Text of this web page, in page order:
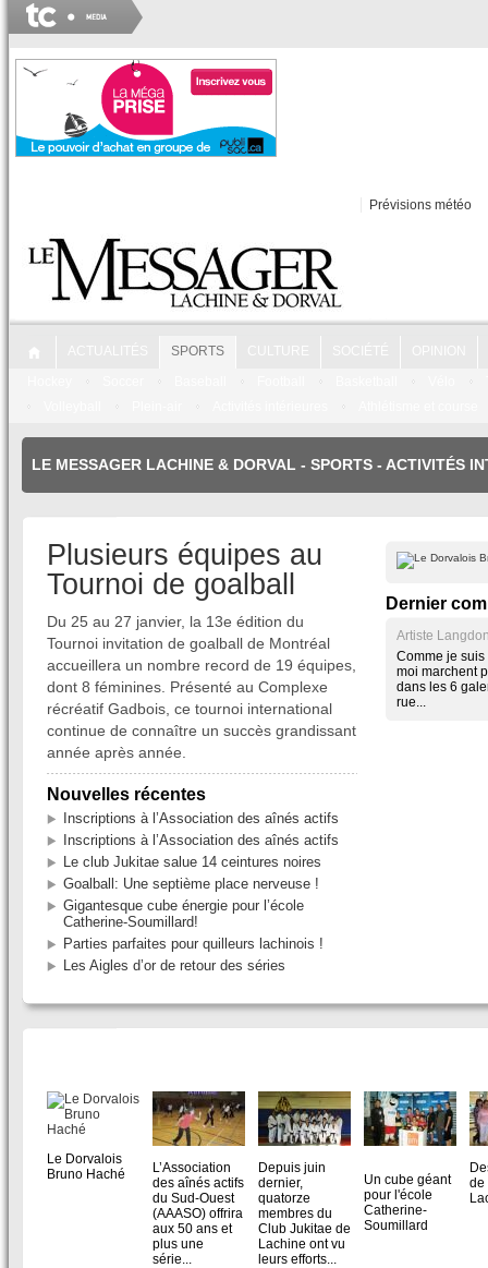
Prévisions météo
SPORTS
LE MESSAGER LACHINE & DORVAL - SPORTS - ACTIVITÉS
Plusieurs équipes au
Tournoi de goalball
Du 25 au 27 janvier, la 13e édition du
Tournoi invitation de goalball de Montréal
accueillera un nombre record de 19 équipes,
dont 8 féminines. Présenté au Complexe
récréatif Gadbois, ce tournoi international
continue de connaître un succès grandissant
année après année.
Nouvelles récentes
Inscriptions à l’Association des aînés actifs
Inscriptions à l’Association des aînés actifs
Le club Jukitae salue 14 ceintures noires
Goalball: Une septième place nerveuse !
Gigantesque cube énergie pour l’école
Catherine-Soumillard!
Parties parfaites pour quilleurs lachinois !
Les Aigles d’or de retour des séries
Dernier
Artiste
Comme je
moi marchent
dans les 6
rue...
Le Dorvalois
Bruno Haché
L’Association
des aînés actifs
du Sud-Ouest
(AAASO) offrira
aux 50 ans et
plus une
série...
Depuis juin
dernier,
quatorze
membres du
Club Jukitae de
Lachine ont vu
leurs efforts...
Un cube géant
pour l'école
Catherine-
Soumillard
de